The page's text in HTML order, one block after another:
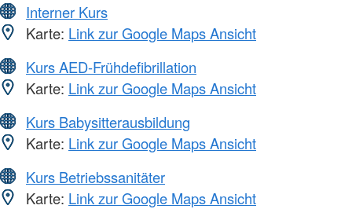
Interner Kurs
Karte: Link zur Google Maps Ansicht
Kurs AED-Frühdefibrillation
Karte: Link zur Google Maps Ansicht
Kurs Babysitterausbildung
Karte: Link zur Google Maps Ansicht
Kurs Betriebssanitäter
Karte: Link zur Google Maps Ansicht